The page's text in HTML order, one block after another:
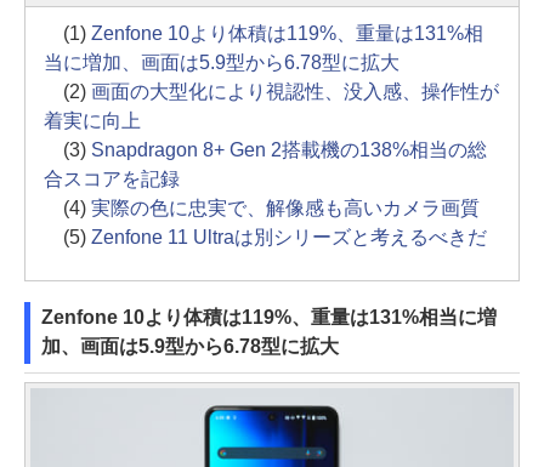
(1) Zenfone 10より体積は119%、重量は131%相
当に増加、画面は5.9型から6.78型に拡大
(2) 画面の大型化により視認性、没入感、操作性が
着実に向上
(3) Snapdragon 8+ Gen 2搭載機の138%相当の総
合スコアを記録
(4) 実際の色に忠実で、解像感も高いカメラ画質
(5) Zenfone 11 Ultraは別シリーズと考えるべきだ
Zenfone 10より体積は119%、重量は131%相当に増
加、画面は5.9型から6.78型に拡大